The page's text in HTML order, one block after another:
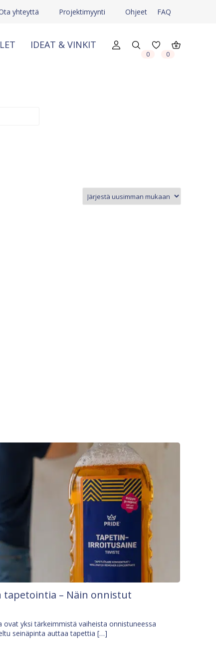
yhteyttä Projektimyynti Ohjeet FAQ
IDEAT & VINKIT
0 0
tapetointia – Näin onnistut
yksi tärkeimmistä vaiheista onnistuneessa
seinäpinta auttaa tapettia […]